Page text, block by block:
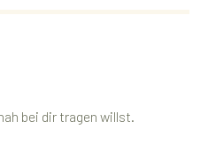
bei dir tragen willst.